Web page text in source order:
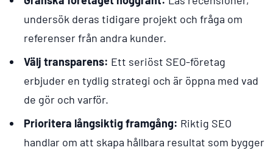
undersök deras tidigare projekt och fråga om
referenser från andra kunder.
Välj transparens: Ett seriöst SEO-företag
erbjuder en tydlig strategi och är öppna med vad
de gör och varför.
Prioritera långsiktig framgång: Riktig SEO
handlar om att skapa hållbara resultat som bygger